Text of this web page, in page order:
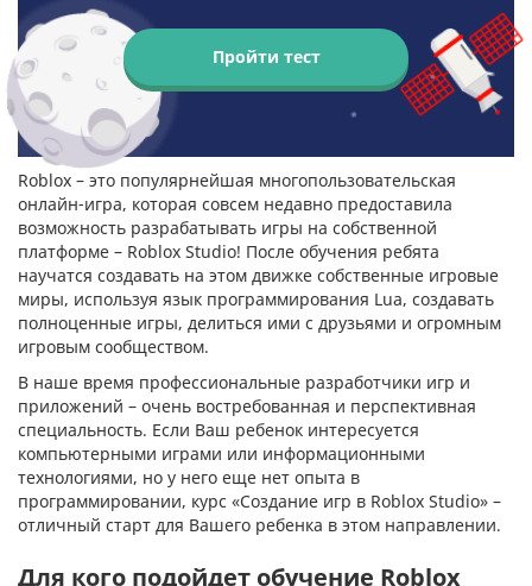
Roblox – это популярнейшая многопользовательская
онлайн-игра, которая совсем недавно предоставила
возможность разрабатывать игры на собственной
платформе – Roblox Studio! После обучения ребята
научатся создавать на этом движке собственные игровые
миры, используя язык программирования Lua, создавать
полноценные игры, делиться ими с друзьями и огромным
игровым сообществом.
В наше время профессиональные разработчики игр и
приложений – очень востребованная и перспективная
специальность. Если Ваш ребенок интересуется
компьютерными играми или информационными
технологиями, но у него еще нет опыта в
программировании, курс «Создание игр в Roblox Studio» –
отличный старт для Вашего ребенка в этом направлении.
Для кого подойдет обучение Roblox
Пройти тест